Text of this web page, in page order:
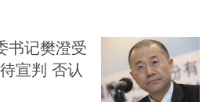
书记樊澄受
宣判 否认